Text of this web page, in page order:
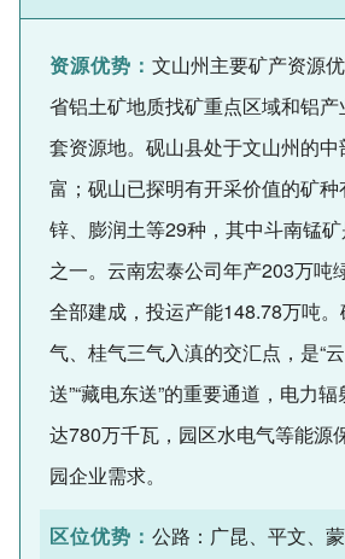
资源优势： 文山州主要矿产资源
省铝土矿地质找矿重点区域和铝
套资源地。砚山县处于文山州的
富；砚山已探明有开采价值的矿种
锌、膨润土等29种，其中斗南锰
之一。云南宏泰公司年产203万吨
全部建成，投运产能148.78万吨
气、桂气三气入滇的交汇点，是“
送”“藏电东送”的重要通道，电力
达780万千瓦，园区水电气等能源
园企业需求。
区位优势： 公路：广昆、平文、